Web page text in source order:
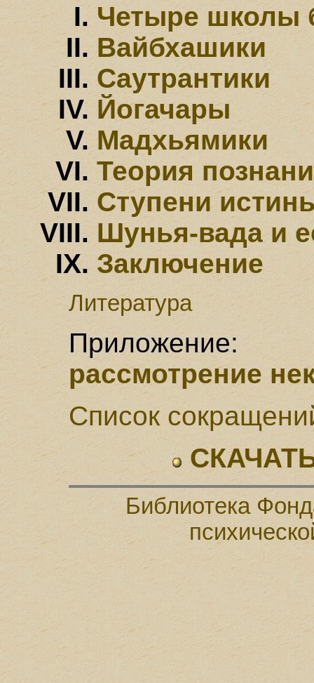
Четыре школы
Вайбхашики
Саутрантики
Йогачары
Мадхьямики
Теория
Ступени
Шунья-вада и
Заключение
Литература
рассмотрение
Список
Библиотека